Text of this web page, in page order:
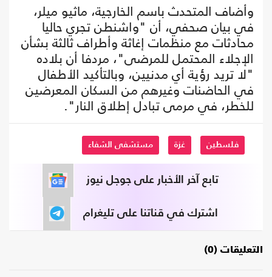
وأضاف المتحدث باسم الخارجية، ماثيو ميلر،
في بيان صحفي، أن "واشنطن تجري حاليا
محادثات مع منظمات إغاثة وأطراف ثالثة بشأن
الإجلاء المحتمل للمرضى"، مردفا أن بلاده
"لا تريد رؤية أي مدنيين، وبالتأكيد الأطفال
في الحاضنات وغيرهم من السكان المعرضين
للخطر، في مرمى تبادل إطلاق النار".
فلسطين غزة مستشفى الشفاء
تابع آخر الأخبار على جوجل نيوز
اشترك في قناتنا على تليغرام
التعليقات (0)